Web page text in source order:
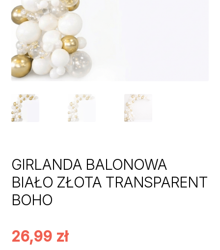
GIRLANDA BALONOWA
BIAŁO ZŁOTA TRANSPARENT
BOHO
26,99 zł